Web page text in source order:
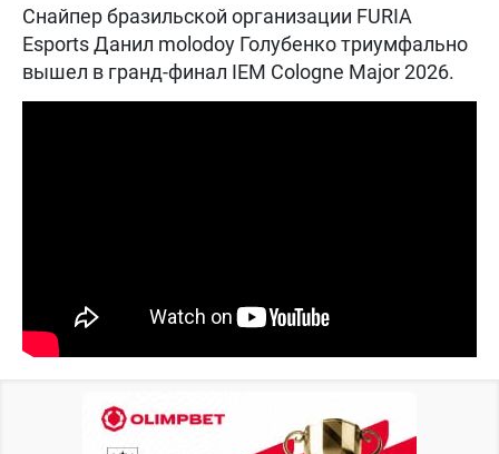
Снайпер бразильской организации FURIA
Esports Данил molodoy Голубенко триумфально
вышел в гранд-финал IEM Cologne Major 2026.